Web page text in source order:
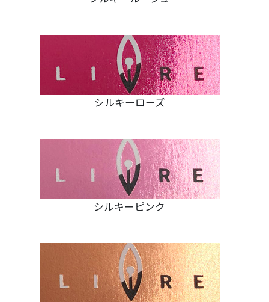
シルキーローズ
シルキーピンク